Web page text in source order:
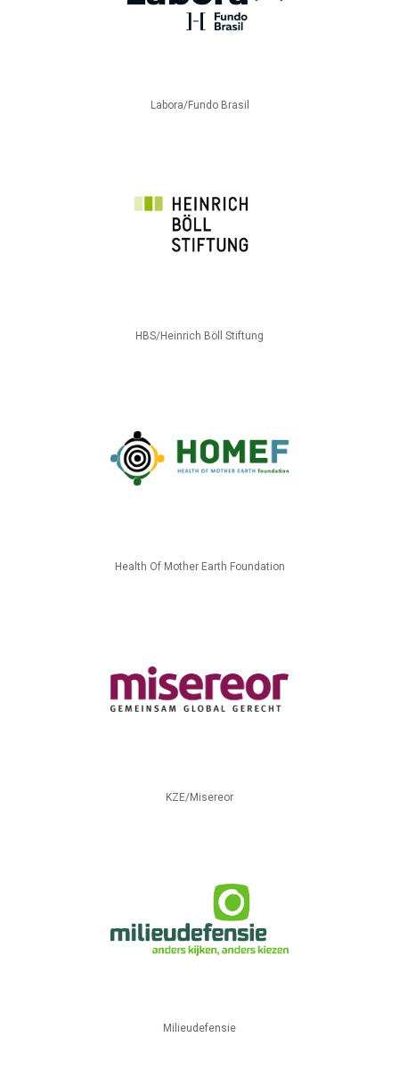
Labora/Fundo Brasil
HBS/Heinrich Böll Stiftung
Health Of Mother Earth Foundation
KZE/Misereor
Milieudefensie